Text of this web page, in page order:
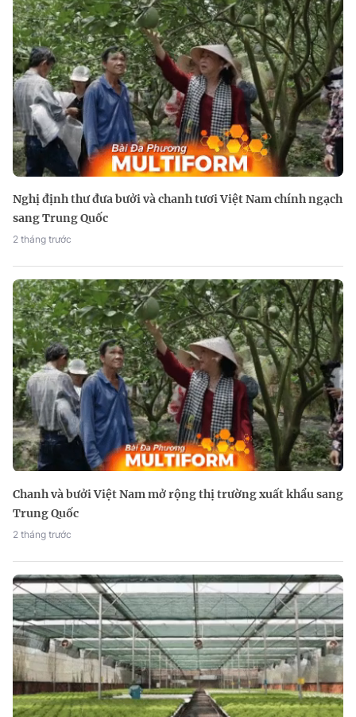
Nghị định thư đưa bưởi và chanh tươi Việt Nam chính ngạch
sang Trung Quốc
2 tháng trước
Chanh và bưởi Việt Nam mở rộng thị trường xuất khẩu sang
Trung Quốc
2 tháng trước